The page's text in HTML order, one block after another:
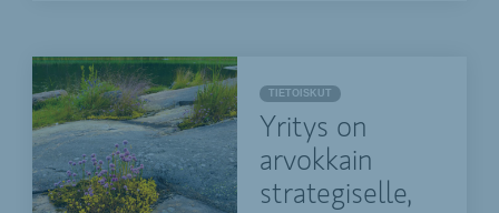
TIETOISKUT
Yritys on
arvokkain
strategiselle,